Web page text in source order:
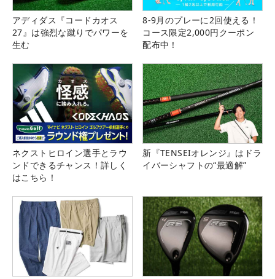
アディダス『コードカオス
27』は強烈な蹴りでパワーを
生む
8-9月のプレーに2回使える！
コース限定2,000円クーポン
配布中！
ネクストヒロイン選手とラウ
ンドできるチャンス！詳しく
はこちら！
新『TENSEIオレンジ』はドラ
イバーシャフトの“最適解”